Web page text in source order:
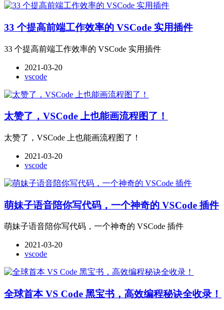
33 个提高前端工作效率的 VSCode 实用插件
33 个提高前端工作效率的 VSCode 实用插件
2021-03-20
vscode
太赞了，VSCode 上也能画流程图了！
太赞了，VSCode 上也能画流程图了！
2021-03-20
vscode
萌妹子语音陪你写代码，一个神奇的 VSCode 插件
萌妹子语音陪你写代码，一个神奇的 VSCode 插件
2021-03-20
vscode
全球首本 VS Code 黑宝书，高效编程秘诀全收录！